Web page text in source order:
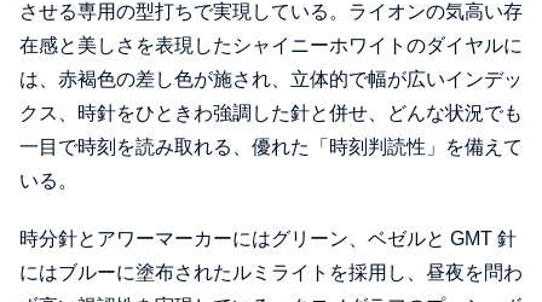
させる専用の型打ちで実現している。ライオンの気高い存
在感と美しさを表現したシャイニーホワイトのダイヤルに
は、赤褐色の差し色が施され、立体的で幅が広いインデッ
クス、時針をひときわ強調した針と併せ、どんな状況でも
一目で時刻を読み取れる、優れた「時刻判読性」を備えて
いる。
時分針とアワーマーカーにはグリーン、ベゼルと GMT 針
にはブルーに塗布されたルミライトを採用し、昼夜を問わ